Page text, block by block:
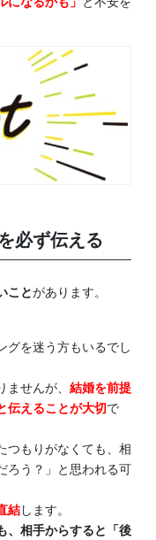
必ず伝える
ことがあります。
グを迷う方もいるでし
せんが、 結婚を前提
伝えることが大切で
つもりがなくても、相
ろう？」と思われる可
結します。
、相手からすると「後